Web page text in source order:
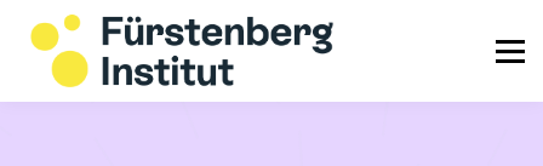
Info & Service